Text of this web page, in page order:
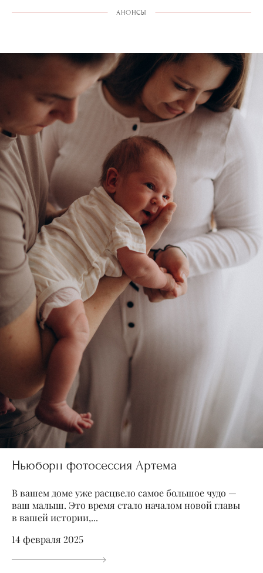
АНОНСЫ
Ньюборн фотосессия Артема
В вашем доме уже расцвело самое большое чудо —
ваш малыш. Это время стало началом новой главы
в вашей истории,...
14 февраля 2025